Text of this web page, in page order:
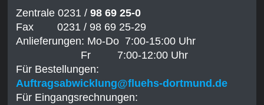
Zentrale 0231 / 98 69 25-0
Fax 0231 / 98 69 25-29
Anlieferungen: Mo-Do 7:00-15:00 Uhr
Fr 7:00-12:00 Uhr
Für Bestellungen:
Auftragsabwicklung@fluehs-dortmund.de
Für Eingangsrechnungen: